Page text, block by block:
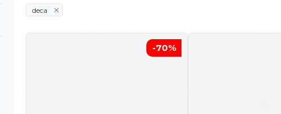
deca
-70%